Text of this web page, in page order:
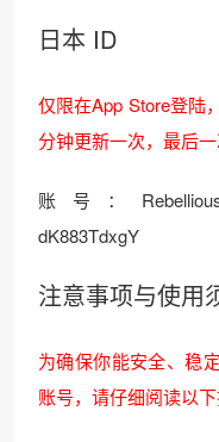
日本 ID
仅限在App Store登陆
分钟更新一次，最后
账号：
dK883TdxgY
注意事项与使用
为确保你能安全、稳
账号，请仔细阅读以下